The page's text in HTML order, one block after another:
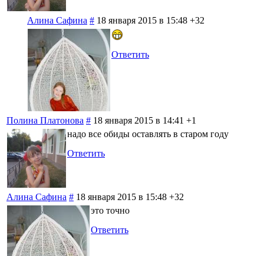
Алина Сафина # 18 января 2015 в 15:48 +32
Ответить
Полина Платонова # 18 января 2015 в 14:41 +1
надо все обиды оставлять в старом году
Ответить
Алина Сафина # 18 января 2015 в 15:48 +32
это точно
Ответить